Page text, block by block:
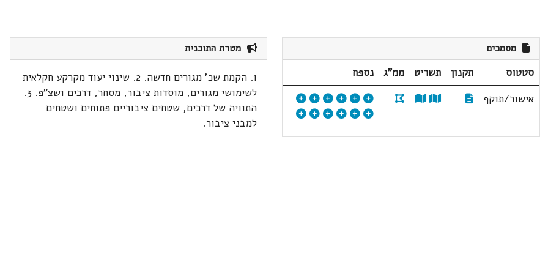
מסמכים
סטטוס תקנון תשריט ממ"ג
נספח
אישור/תוקף
מטרת התוכנית
1. הקמת שכ' מגורים חדשה. 2. שינוי יעוד מקרקע חקלאית
לשימושי מגורים, מוסדות ציבור, מסחר, דרכים ושצ"פ. 3.
התוויה של דרכים, שטחים ציבוריים פתוחים ושטחים
למבני ציבור.